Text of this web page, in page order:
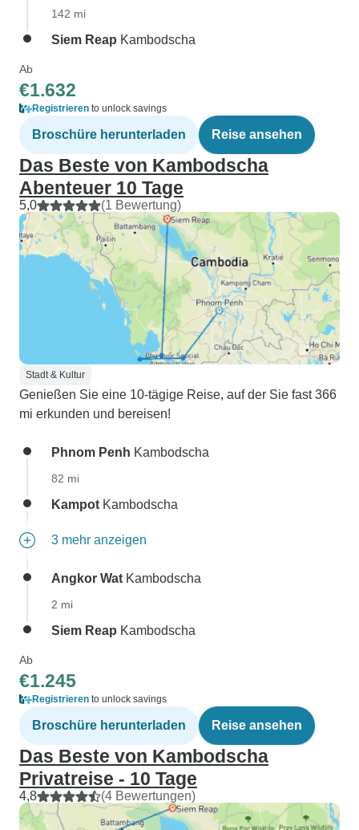
142 mi
Siem Reap Kambodscha
Ab
€1.632
Registrieren to unlock savings
Broschüre herunterladen Reise ansehen
Das Beste von Kambodscha
Abenteuer 10 Tage
5,0 (1 Bewertung)
Stadt & Kultur
Genießen Sie eine 10-tägige Reise, auf der Sie fast 366
mi erkunden und bereisen!
Phnom Penh Kambodscha
82 mi
Kampot Kambodscha
3 mehr anzeigen
Angkor Wat Kambodscha
2 mi
Siem Reap Kambodscha
Ab
€1.245
Registrieren to unlock savings
Broschüre herunterladen Reise ansehen
Das Beste von Kambodscha
Privatreise - 10 Tage
4,8 (4 Bewertungen)